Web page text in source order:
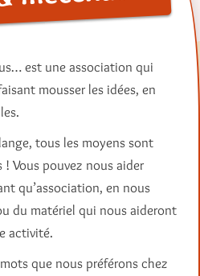
est une association qui
mousser les idées, en
tous les moyens sont
Vous pouvez nous aider
qu’association, en nous
du matériel qui nous aideront
activité.
que nous préférons chez